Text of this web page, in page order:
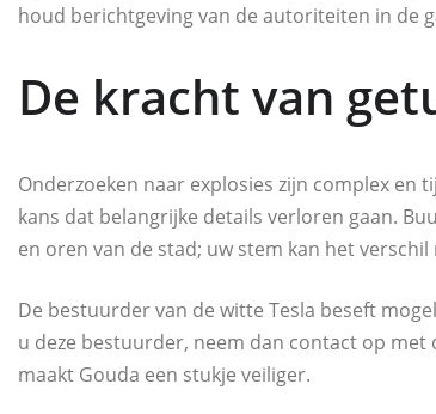
houd berichtgeving van de autoriteiten in de
De kracht van
Onderzoeken naar explosies zijn complex en
kans dat belangrijke details verloren gaan.
en oren van de stad; uw stem kan het
De bestuurder van de witte Tesla beseft
u deze bestuurder, neem dan contact op
maakt Gouda een stukje veiliger.